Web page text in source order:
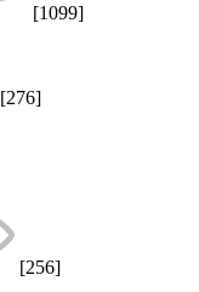
[1099]
[276]
[256]